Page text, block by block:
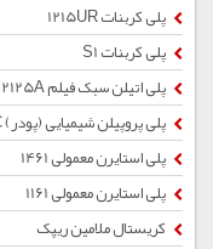
پلی کربنات 1215UR
پلی کربنات S1
پلی اتیلن سبک فیلم LFI2125A
پلی پروپیلن شیمیایی (پودر) ZB332C
پلی استایرن معمولی 1461
پلی استایرن معمولی 1161
کریستال ملامین ریپک